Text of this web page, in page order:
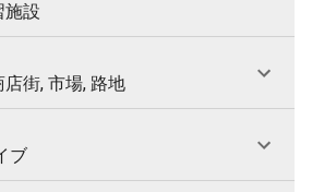
施設
街, 市場, 路地
ブ